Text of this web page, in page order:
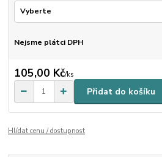
Nejsme plátci DPH
105,00 Kč/ks
Přidat do košíku
Hlídat cenu / dostupnost